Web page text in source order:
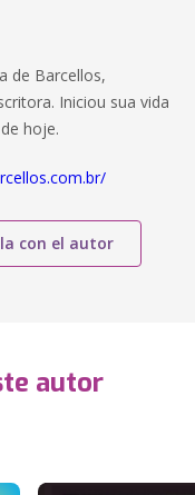
de Barcellos,
Iniciou sua vida
hoje.
con el autor
autor